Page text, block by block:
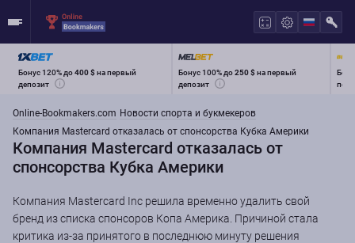
Бонус 120% до400 $на первый
депозит
Бонус 100% до250 $на первый
депозит
Online-Bookmakers.com Новости спорта и букмекеров
Компания Mastercard отказалась от спонсорства Кубка Америки
Компания Mastercard отказалась от
спонсорства Кубка Америки
Компания Mastercard Inc решила временно удалить свой
бренд из списка спонсоров Копа Америка. Причиной стала
критика из-за принятого в последнюю минуту решения